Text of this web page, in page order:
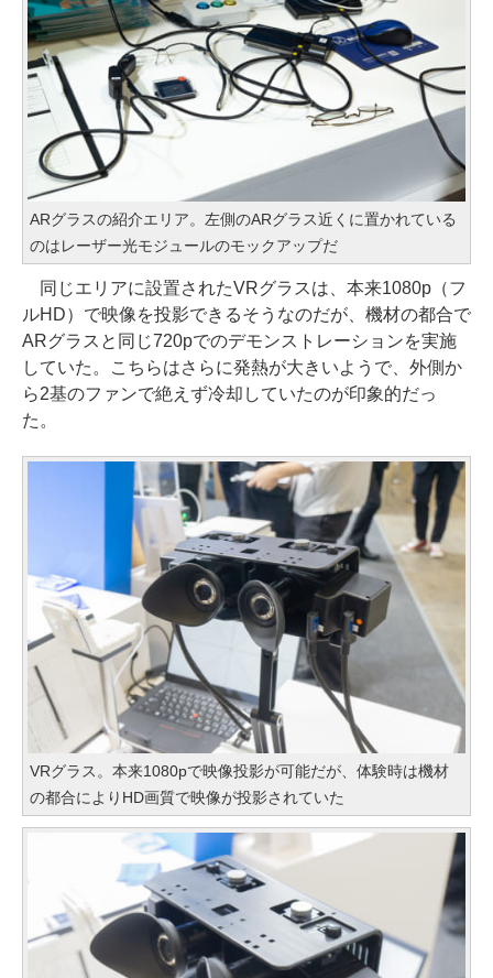
ARグラスの紹介エリア。左側のARグラス近くに置かれている
のはレーザー光モジュールのモックアップだ
同じエリアに設置されたVRグラスは、本来1080p（フ
ルHD）で映像を投影できるそうなのだが、機材の都合で
ARグラスと同じ720pでのデモンストレーションを実施
していた。こちらはさらに発熱が大きいようで、外側か
ら2基のファンで絶えず冷却していたのが印象的だっ
た。
VRグラス。本来1080pで映像投影が可能だが、体験時は機材
の都合によりHD画質で映像が投影されていた